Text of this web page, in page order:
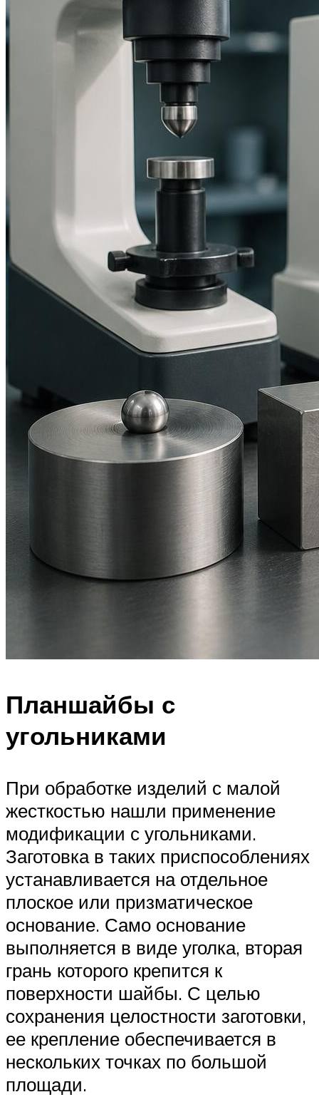
Планшайбы с
угольниками
При обработке изделий с малой
жесткостью нашли применение
модификации с угольниками.
Заготовка в таких приспособлениях
устанавливается на отдельное
плоское или призматическое
основание. Само основание
выполняется в виде уголка, вторая
грань которого крепится к
поверхности шайбы. С целью
сохранения целостности заготовки,
ее крепление обеспечивается в
нескольких точках по большой
площади.